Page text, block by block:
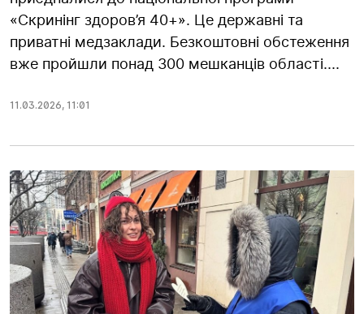
«Скринінг здоров’я 40+». Це державні та
приватні медзаклади. Безкоштовні обстеження
вже пройшли понад 300 мешканців області....
11.03.2026, 11:01